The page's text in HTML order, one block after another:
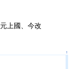
上國、今改
↑